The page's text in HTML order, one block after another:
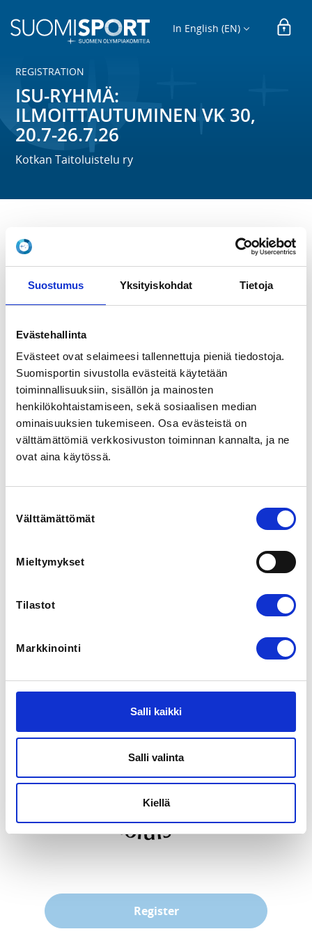
Suostumus Yksityiskohdat Tietoja
Evästehallinta
Evästeet ovat selaimeesi tallennettuja pieniä tiedostoja.
Suomisportin sivustolla evästeitä käytetään
toiminnallisuuksiin, sisällön ja mainosten
henkilökohtaistamiseen, sekä sosiaalisen median
ominaisuuksien tukemiseen. Osa evästeistä on
välttämättömiä verkkosivuston toiminnan kannalta, ja ne
ovat aina käytössä.
valinta
Välttämättömät
Mieltymykset
Tilastot
Markkinointi
Salli kaikki
Salli valinta
Kiellä
In English (EN)
REGISTRATION
ISU-RYHMÄ:
ILMOITTAUTUMINEN VK 30,
20.7-26.7.26
Kotkan Taitoluistelu ry
Uusi kausi käynnistyy viikolla 30, ja starttaamme
harjoittelun rauhallisesti mutta tavoitteellisesti. Viikon
ohjelmassa on kaksi jääharjoitusta, joissa keskitymme
perusluistelun vahvistamiseen, liikkeen puhtauteen ja
oheisharjoituksia, jotka tukevat voimaa, liikkuvuutta ja
Hinta viikolle on 130 €, koska tästä viikosta joudumme
maksamaan jäävuokran.
Maksuun lisätään lisäksi 1 euron laskutuslisä.
REGISTRATION PERIOD
Su 10.5.2026 at 00:00 - Su 26.7.2026 at 00:00
Kotkan jäähalli
View map
LOCALITY
SPORTS
Kotkan Taitoluistelu ry
puheenjohtaja.kota@gmail.com
Register